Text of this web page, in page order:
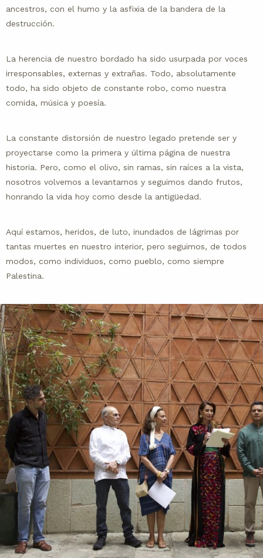
ancestros, con el humo y la asfixia de la bandera de la
destrucción.
La herencia de nuestro bordado ha sido usurpada por voces
irresponsables, externas y extrañas. Todo, absolutamente
todo, ha sido objeto de constante robo, como nuestra
comida, música y poesía.
La constante distorsión de nuestro legado pretende ser y
proyectarse como la primera y última página de nuestra
historia. Pero, como el olivo, sin ramas, sin raíces a la vista,
nosotros volvemos a levantarnos y seguimos dando frutos,
honrando la vida hoy como desde la antigüedad.
Aquí estamos, heridos, de luto, inundados de lágrimas por
tantas muertes en nuestro interior, pero seguimos, de todos
modos, como individuos, como pueblo, como siempre
Palestina.